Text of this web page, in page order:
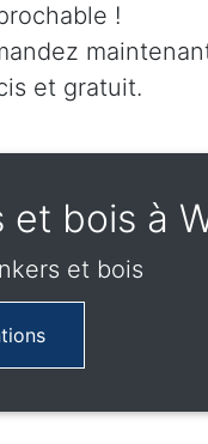
!
et gratuit.
bois à
et bois